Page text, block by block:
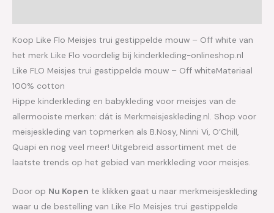
Koop Like Flo Meisjes trui gestippelde mouw – Off white van
het merk Like Flo voordelig bij kinderkleding-onlineshop.nl
Like FLO Meisjes trui gestippelde mouw – Off whiteMateriaal
100% cotton
Hippe kinderkleding en babykleding voor meisjes van de
allermooiste merken: dát is Merkmeisjeskleding.nl. Shop voor
meisjeskleding van topmerken als B.Nosy, Ninni Vi, O’Chill,
Quapi en nog veel meer! Uitgebreid assortiment met de
laatste trends op het gebied van merkkleding voor meisjes.
Door op Nu Kopen te klikken gaat u naar merkmeisjeskleding
waar u de bestelling van Like Flo Meisjes trui gestippelde